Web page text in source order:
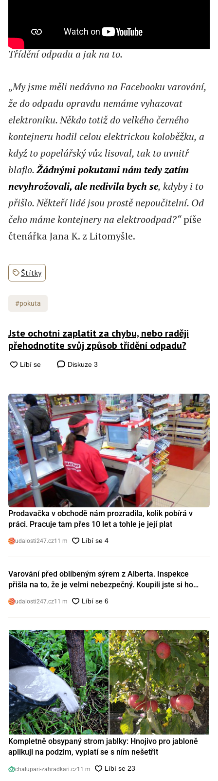
Třídění odpadu a jak na to.
„My jsme měli nedávno na Facebooku varování,
že do odpadu opravdu nemáme vyhazovat
elektroniku. Někdo totiž do velkého černého
kontejneru hodil celou elektrickou koloběžku, a
když to popelářský vůz lisoval, tak to uvnitř
blaflo.Žádnými pokutami nám tedy zatím
nevyhrožovali, ale nedivila bych se, kdyby i to
přišlo. Někteří lidé jsou prostě nepoučitelní. Od
čeho máme kontejnery na elektroodpad?“píše
čtenářka Jana K. z Litomyšle.
Štítky
#pokuta
Jste ochotni zaplatit za chybu, nebo raději
přehodnotíte svůj způsob třídění odpadu?
Diskuze 3
Prodavačka v obchodě nám prozradila, kolik pobírá v
práci. Pracuje tam přes 10 let a tohle je její plat
udalosti247.cz11 m
Varování před oblíbeným sýrem z Alberta. Inspekce
přišla na to, že je velmi nebezpečný. Koupili jste si ho
udalosti247.cz11 m
Kompletně obsypaný strom jablky: Hnojivo pro jabloně
aplikuji na podzim, vyplatí se s ním nešetřit
chalupari-zahradkari.cz11 m